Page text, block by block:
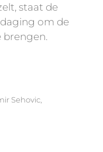
staat de
om de
brengen.
Sehovic,